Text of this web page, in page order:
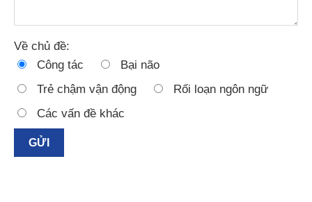
Về chủ đề:
Công tác
Bại não
Trẻ chậm vận động
Rối loạn ngôn ngữ
Các vấn đề khác